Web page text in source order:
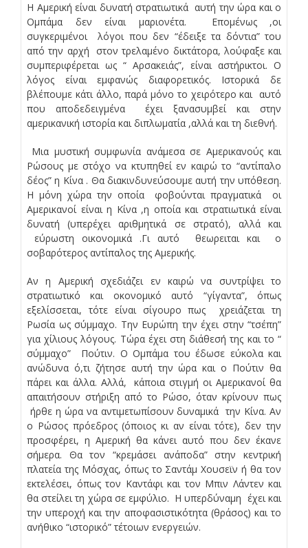
Η Αμερική είναι δυνατή στρατιωτικά αυτή την ώρα και ο
Ομπάμα δεν είναι μαριονέτα. Επομένως ,οι
συγκεριμένοι λόγοι που δεν “έδειξε τα δόντια” του
από την αρχή στον τρελαμένο δικτάτορα, λούφαξε και
συμπεριφέρεται ως “ Αρσακειάς”, είναι αστήρικτοι. Ο
λόγος είναι εμφανώς διαφορετικός. Ιστορικά δε
βλέπουμε κάτι άλλο, παρά μόνο το χειρότερο και αυτό
που αποδεδειγμένα έχει ξανασυμβεί και στην
αμερικανική ιστορία και διπλωματία ,αλλά και τη διεθνή.
Μια μυστική συμφωνία ανάμεσα σε Αμερικανούς και
Ρώσους με στόχο να κτυπηθεί εν καιρώ το “αντίπαλο
δέος” η Κίνα . Θα διακινδυνεύσουμε αυτή την υπόθεση.
Η μόνη χώρα την οποία φοβούνται πραγματικά οι
Αμερικανοί είναι η Κίνα ,η οποία και στρατιωτικά είναι
δυνατή (υπερέχει αριθμητικά σε στρατό), αλλά και
εύρωστη οικονομικά .Γι αυτό θεωρειται και ο
σοβαρότερος αντίπαλος της Αμερικής.
Αν η Αμερική σχεδιάζει εν καιρώ να συντρίψει το
στρατιωτικό και οκονομικό αυτό “γίγαντα”, όπως
εξελίσσεται, τότε είναι σίγουρο πως χρειάζεται τη
Ρωσία ως σύμμαχο. Την Ευρώπη την έχει στην “τσέπη”
για χίλιους λόγους. Τώρα έχει στη διάθεσή της και το “
σύμμαχο” Πούτιν. Ο Ομπάμα του έδωσε εύκολα και
ανώδυνα ό,τι ζήτησε αυτή την ώρα και ο Πούτιν θα
πάρει και άλλα. Αλλά, κάποια στιγμή οι Αμερικανοί θα
απαιτήσουν στήριξη από το Ρώσο, όταν κρίνουν πως
ήρθε η ώρα να αντιμετωπίσουν δυναμικά την Κίνα. Αν
ο Ρώσος πρόεδρος (όποιος κι αν είναι τότε), δεν την
προσφέρει, η Αμερική θα κάνει αυτό που δεν έκανε
σήμερα. Θα τον “κρεμάσει ανάποδα” στην κεντρική
πλατεία της Μόσχας, όπως το Σαντάμ Χουσεϊν ή θα τον
εκτελέσει, όπως τον Καντάφι και τον Μπιν Λάντεν και
θα στείλει τη χώρα σε εμφύλιο. Η υπερδύναμη έχει και
την υπεροχή και την αποφασιστικότητα (θράσος) και το
ανήθικο “ιστορικό” τέτοιων ενεργειών.